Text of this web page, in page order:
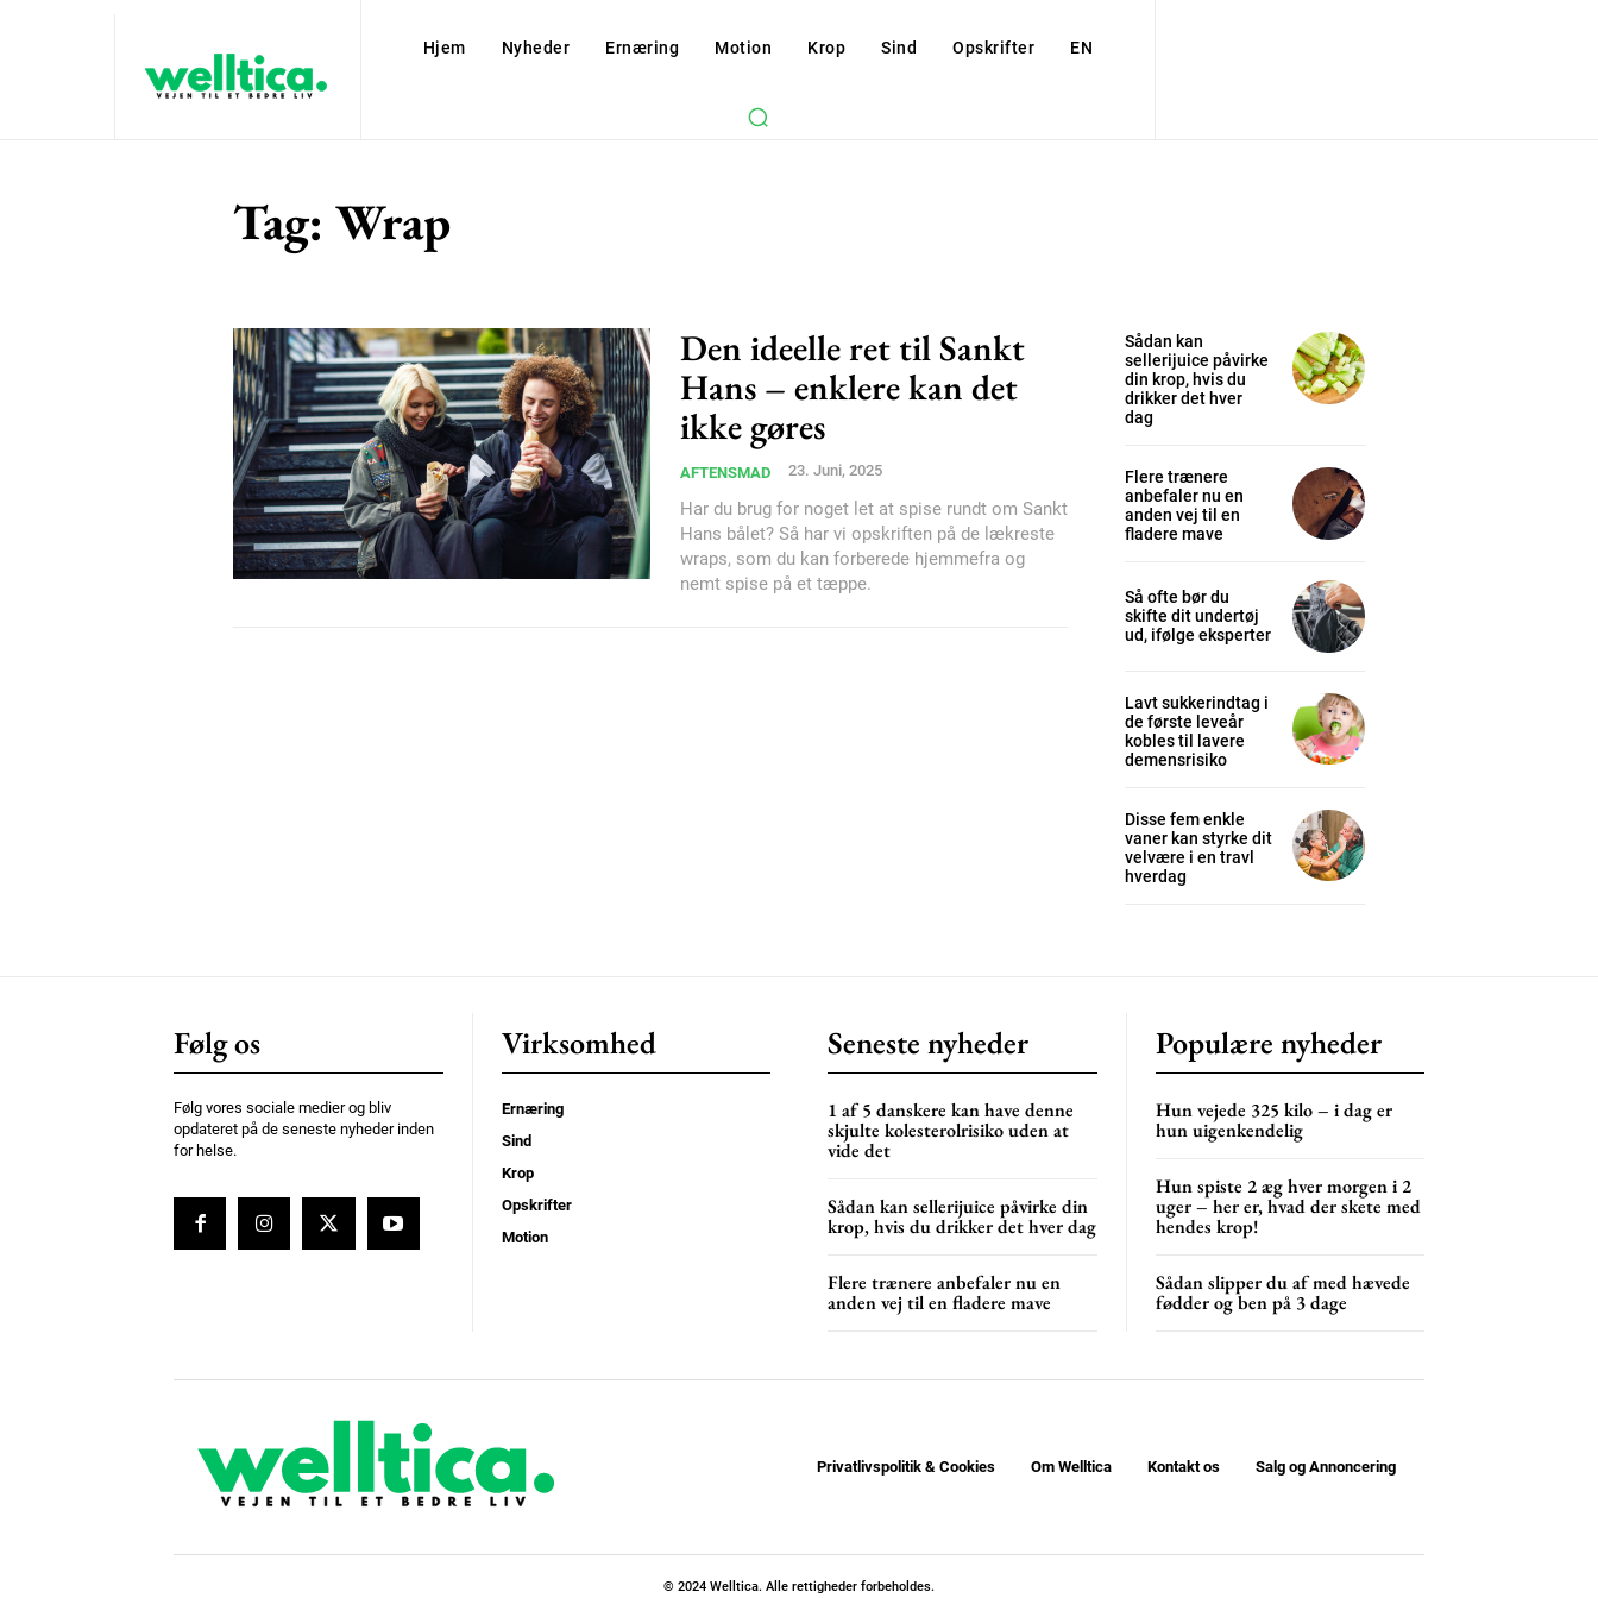
Subscription Plans
/ year
Hjem Nyheder Ernæring Motion Krop Sind Opskrifter EN
Tag: Wrap
Den ideelle ret til Sankt
Hans – enklere kan det
ikke gøres
AFTENSMAD 23. Juni, 2025
Har du brug for noget let at spise rundt om Sankt
Hans bålet? Så har vi opskriften på de lækreste
wraps, som du kan forberede hjemmefra og
nemt spise på et tæppe.
Sådan kan
sellerijuice påvirke
din krop, hvis du
drikker det hver
dag
Flere trænere
anbefaler nu en
anden vej til en
fladere mave
Så ofte bør du
skifte dit undertøj
ud, ifølge eksperter
Lavt sukkerindtag i
de første leveår
kobles til lavere
demensrisiko
Disse fem enkle
vaner kan styrke dit
velvære i en travl
hverdag
Følg os
Følg vores sociale medier og bliv
opdateret på de seneste nyheder inden
for helse.
Virksomhed
Ernæring
Sind
Krop
Opskrifter
Motion
Seneste nyheder
1 af 5 danskere kan have denne
skjulte kolesterolrisiko uden at
vide det
Sådan kan sellerijuice påvirke din
krop, hvis du drikker det hver dag
Flere trænere anbefaler nu en
anden vej til en fladere mave
Populære nyheder
Hun vejede 325 kilo – i dag er
hun uigenkendelig
Hun spiste 2 æg hver morgen i 2
uger – her er, hvad der skete med
hendes krop!
Sådan slipper du af med hævede
fødder og ben på 3 dage
Privatlivspolitik & Cookies Om Welltica Kontakt os Salg og Annoncering
© 2024 Welltica. Alle rettigheder forbeholdes.